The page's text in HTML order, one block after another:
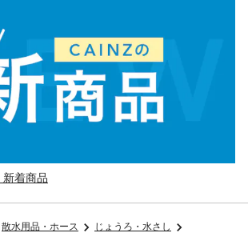
新着商品
散水用品・ホース
じょうろ・水さし